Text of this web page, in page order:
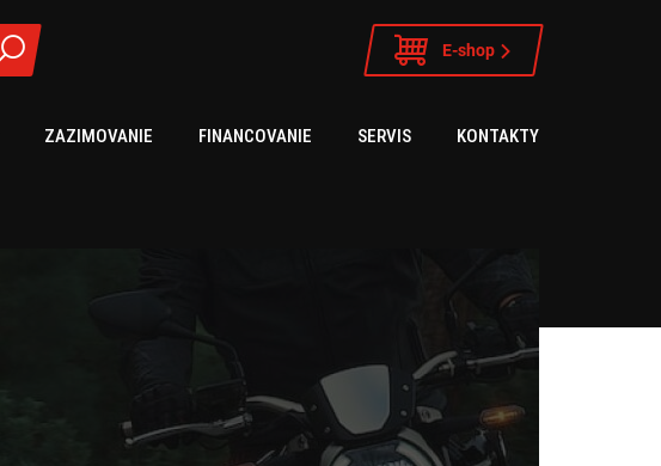
E-shop
ZAZIMOVANIE FINANCOVANIE SERVIS KONTAKTY